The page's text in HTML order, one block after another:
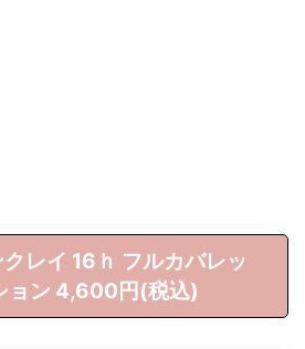
クレイ 16ｈ フルカバレッ
ョン 4,600円(税込)